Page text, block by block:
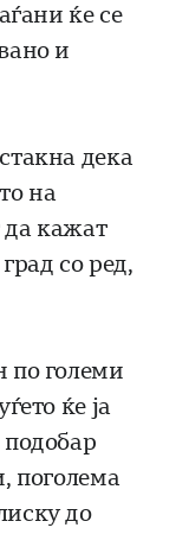
ќе се
и
дека
на
да кажат
со ред,
по големи
ќе ја
поголема
до